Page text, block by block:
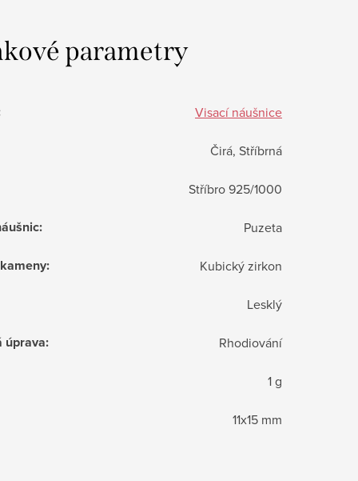
parametry
Visací náušnice
Čirá, Stříbrná
Stříbro 925/1000
: Puzeta
: Kubický zirkon
Lesklý
úprava: Rhodiování
1 g
11x15 mm